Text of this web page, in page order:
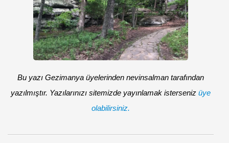
Bu yazı Gezimanya üyelerinden nevinsalman tarafından
yazılmıştır. Yazılarınızı sitemizde yayınlamak isterseniz üye
olabilirsiniz.